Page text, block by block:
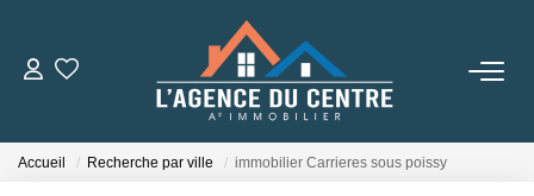
VENTES
Accueil Recherche par ville immobilier Carrieres sous poissy